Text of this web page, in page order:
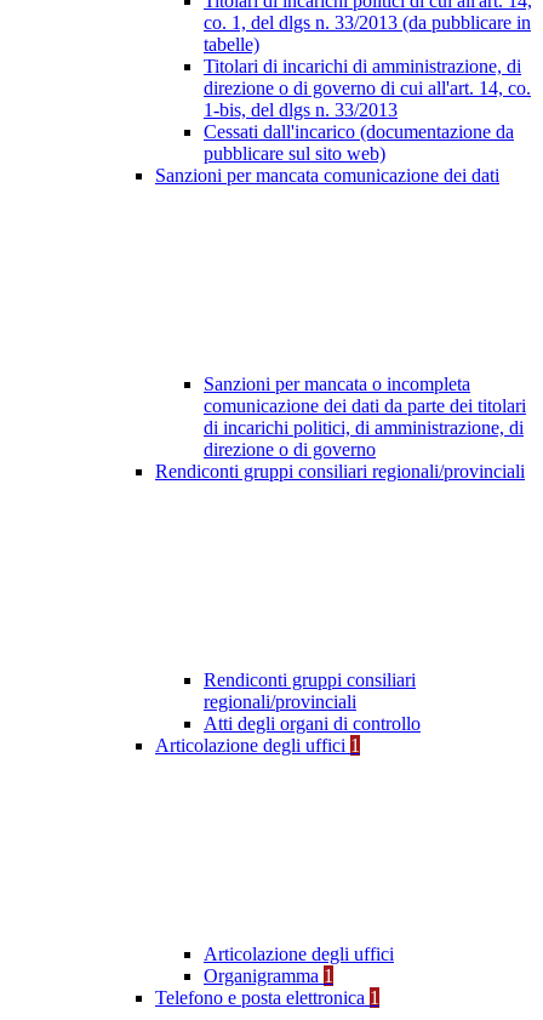
co. 1, del dlgs n. 33/2013 (da pubblicare in
tabelle)
Titolari di incarichi di amministrazione, di
direzione o di governo di cui all'art. 14, co.
1-bis, del dlgs n. 33/2013
Cessati dall'incarico (documentazione da
pubblicare sul sito web)
Sanzioni per mancata comunicazione dei dati
Sanzioni per mancata o incompleta
comunicazione dei dati da parte dei titolari
di incarichi politici, di amministrazione, di
direzione o di governo
Rendiconti gruppi consiliari regionali/provinciali
Rendiconti gruppi consiliari
regionali/provinciali
Atti degli organi di controllo
Articolazione degli uffici 1
Articolazione degli uffici
Organigramma 1
Telefono e posta elettronica 1